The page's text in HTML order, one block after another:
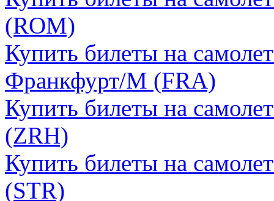
(ROM)
Купить билеты на
Франкфурт/М (FRA)
Купить билеты на
(ZRH)
Купить билеты на
(STR)